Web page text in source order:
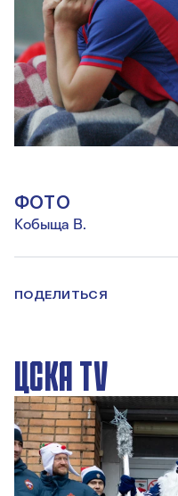
ФОТО
Кобыща В.
ПОДЕЛИТЬСЯ
ЦСКА TV